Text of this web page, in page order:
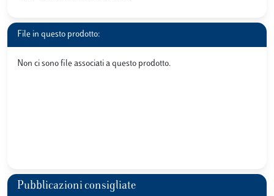
File in questo prodotto:
Non ci sono file associati a questo prodotto.
Pubblicazioni consigliate